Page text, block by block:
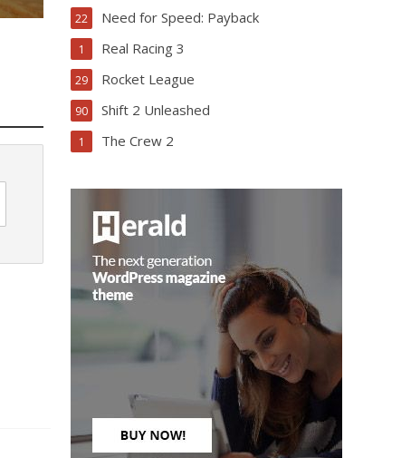
Need for Speed: Payback
22
Real Racing 3
1
Rocket League
29
Shift 2 Unleashed
90
The Crew 2
1